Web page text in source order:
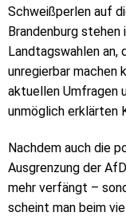
Schweißperlen auf
Brandenburg stehen
Landtagswahlen an,
unregierbar machen
aktuellen Umfragen
unmöglich erklärten
Nachdem auch die
Ausgrenzung der
mehr verfängt –
scheint man beim